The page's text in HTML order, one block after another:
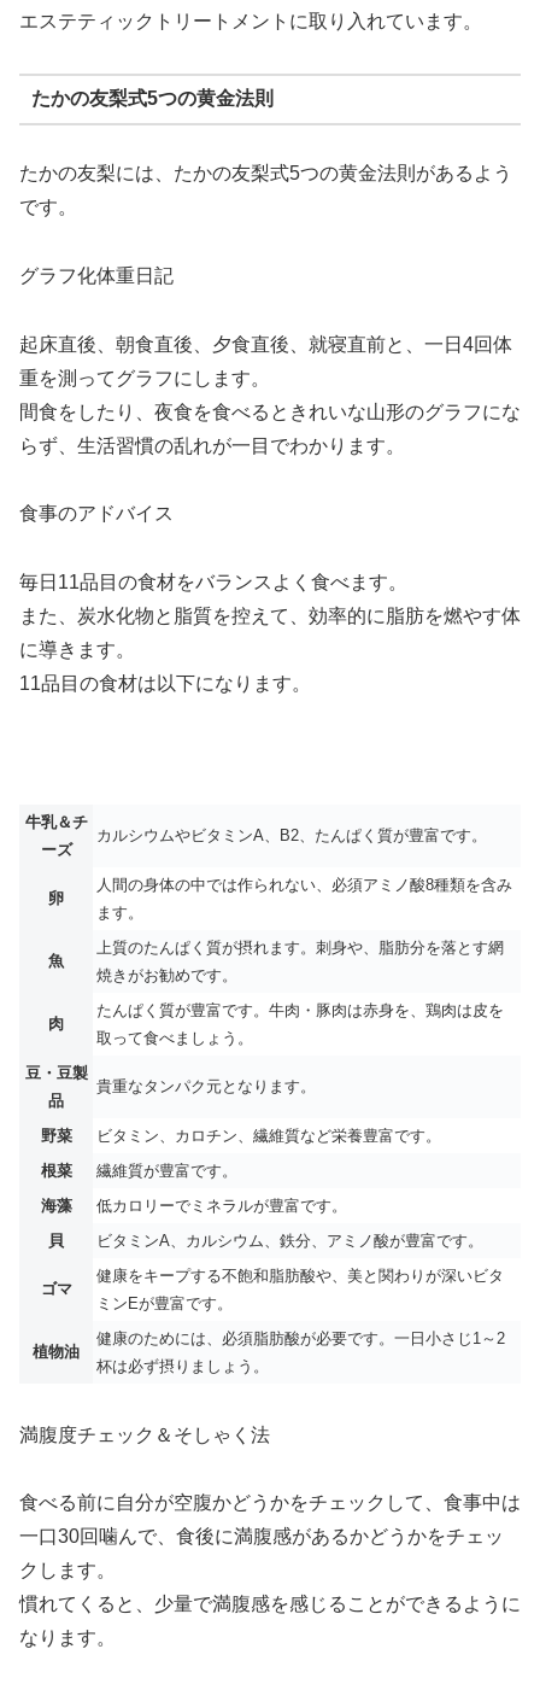
エステティックトリートメントに取り入れています。
たかの友梨式5つの黄金法則
たかの友梨には、たかの友梨式5つの黄金法則があるよう
です。
グラフ化体重日記
起床直後、朝食直後、夕食直後、就寝直前と、一日4回体
重を測ってグラフにします。
間食をしたり、夜食を食べるときれいな山形のグラフにな
らず、生活習慣の乱れが一目でわかります。
食事のアドバイス
毎日11品目の食材をバランスよく食べます。
また、炭水化物と脂質を控えて、効率的に脂肪を燃やす体
に導きます。
11品目の食材は以下になります。
牛乳＆チ
ーズ
カルシウムやビタミンA、B2、たんぱく質が豊富です。
卵
人間の身体の中では作られない、必須アミノ酸8種類を含み
ます。
魚
上質のたんぱく質が摂れます。刺身や、脂肪分を落とす網
焼きがお勧めです。
肉
たんぱく質が豊富です。牛肉・豚肉は赤身を、鶏肉は皮を
取って食べましょう。
豆・豆製
品
貴重なタンパク元となります。
野菜
ビタミン、カロチン、繊維質など栄養豊富です。
根菜
繊維質が豊富です。
海藻
低カロリーでミネラルが豊富です。
貝
ビタミンA、カルシウム、鉄分、アミノ酸が豊富です。
ゴマ
健康をキープする不飽和脂肪酸や、美と関わりが深いビタ
ミンEが豊富です。
植物油
健康のためには、必須脂肪酸が必要です。一日小さじ1～2
杯は必ず摂りましょう。
満腹度チェック＆そしゃく法
食べる前に自分が空腹かどうかをチェックして、食事中は
一口30回噛んで、食後に満腹感があるかどうかをチェッ
クします。
慣れてくると、少量で満腹感を感じることができるように
なります。